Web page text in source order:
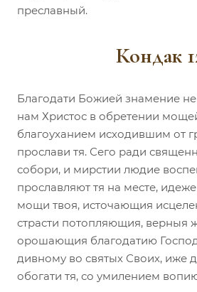
преславный.
Кондак
Благодати Божией знамение
нам Христос в обретении
благоуханием исходившим от
прослави тя. Сего ради
собори, и мирстии людие
прославляют тя на месте,
мощи твоя, источающия
страсти потопляющия, верныя
орошающия благодатию
дивному во святых Своих, иже
обогати тя, со умилением